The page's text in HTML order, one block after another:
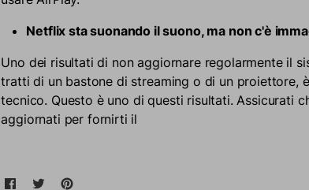
Netflix sta suonando il suono, ma non c'è
Uno dei risultati di non aggiornare regolarmente il
tratti di un bastone di streaming o di un proiettore,
tecnico. Questo è uno di questi risultati. Assicurati
aggiornati per fornirti il
Condividi su Facebook
Si apre in una nuova finestra.
Tweet su Twitter
Si apre in una nuova finestra.